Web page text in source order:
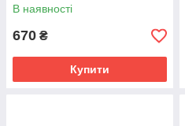
В наявності
670 ₴
Купити